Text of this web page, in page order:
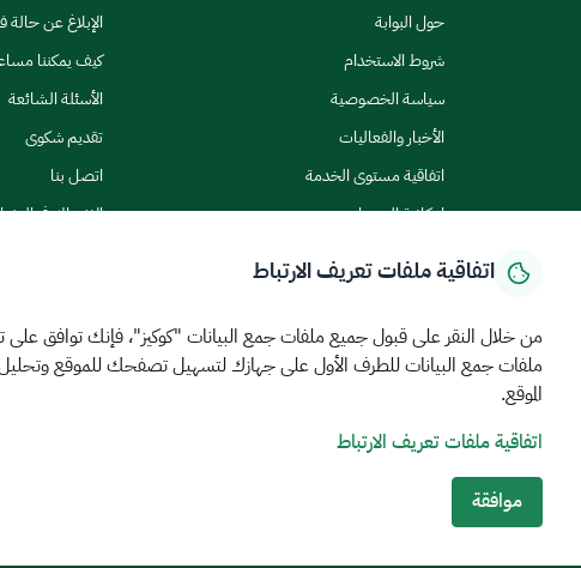
حول البوابة
شروط الاستخدام
سياسة الخصوصية
الأخبار والفعاليات
اتفاقية مستوى الخدمة
إمكانية الوصول
الإبلاغ عن
كيف يمكننا
الأسئلة الشائعة
تقديم شكوى
اتصل بنا
الاشتراك في
MEWA©جميع الحقوق محفوظة 2026
اتفاقية ملفات تعريف الارتباط
من خلال النقر على قبول جميع ملفات جمع البيانات "كوكيز"، فإنك توافق على
ملفات جمع البيانات للطرف الأول على جهازك لتسهيل تصفحك للموقع
الموقع.
اتفاقية ملفات تعريف الارتباط
موافقة